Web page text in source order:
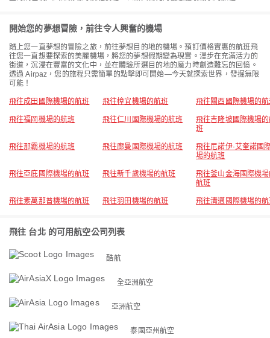
開始您的夢想冒險，前往令人興奮的機場
踏上您一直夢想的冒險之旅，前往夢想目的地的機場。預訂價格實惠的航班飛
往您一直想要探索的美麗機場，將您的夢想假期變為現實。漫步在充滿活力的
街道，沉浸在豐富的文化中，並在體驗所選目的地的魔力時創造難忘的回憶。
透過 Airpaz，您的旅程只需簡單的點擊即可開始—今天就探索世界，發掘無限
可能！
飛往成田國際機場的航班 飛往樟宜機場的航班 飛往關西國際機場的
飛往福岡機場的航班 飛往仁川國際機場的航班
飛往吉隆坡國際機場
班
飛往那霸機場的航班 飛往廊曼國際機場的航班
飛往尼諾伊·艾奎諾國
場的航班
飛往亞庇國際機場的航班 飛往新千歲機場的航班
飛往釜山金海國際機
航班
飛往素萬那普機場的航班 飛往羽田機場的航班 飛往清邁國際機場的
飛往 台北 的可用航空公司列表
酷航
全亞洲航空
亞洲航空
泰國亞州航空